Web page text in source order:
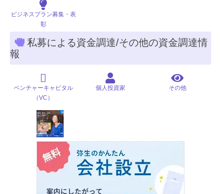
ビジネスプラン募集・表
彰
私募による資金調達/その他の資金調達情
報
ベンチャーキャピタル
（VC）
個人投資家 その他